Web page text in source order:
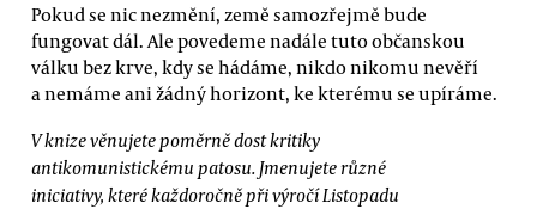
Pokud se nic nezmění, země samozřejmě bude
fungovat dál. Ale povedeme nadále tuto občanskou
válku bez krve, kdy se hádáme, nikdo nikomu nevěří
a nemáme ani žádný horizont, ke kterému se upíráme.
V knize věnujete poměrně dost kritiky
antikomunistickému patosu. Jmenujete různé
iniciativy, které každoročně při výročí Listopadu